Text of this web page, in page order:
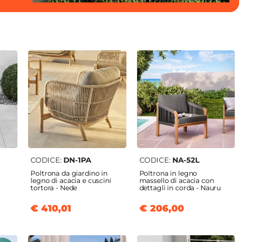
CODICE: DN-1PA
Poltrona da giardino in
legno di acacia e cuscini
tortora - Nede
€ 410,01
CODICE: NA-52L
Poltrona in legno
massello di acacia con
dettagli in corda - Nauru
€ 206,00